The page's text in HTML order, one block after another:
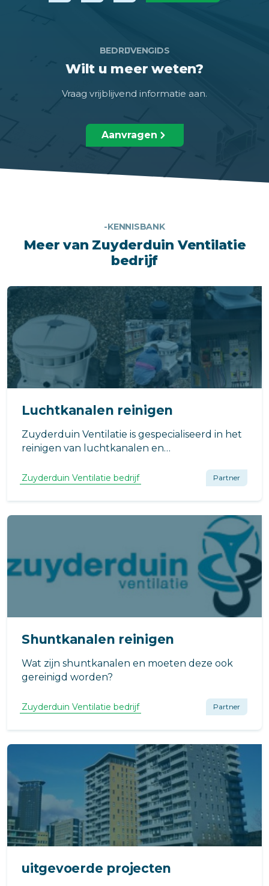
BEDRIJVENGIDS
Wilt u meer weten?
Vraag vrijblijvend informatie aan.
Aanvragen
-KENNISBANK
Meer van Zuyderduin Ventilatie
bedrijf
Luchtkanalen reinigen
Zuyderduin Ventilatie is gespecialiseerd in het
reinigen van luchtkanalen en
Zuyderduin Ventilatie bedrijf Partner
Shuntkanalen reinigen
Wat zijn shuntkanalen en moeten deze ook
gereinigd worden?
Zuyderduin Ventilatie bedrijf Partner
uitgevoerde projecten